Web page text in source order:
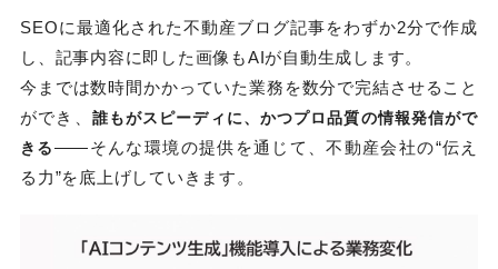
SEOに最適化された不動産ブログ記事をわずか2分で作成
し、記事内容に即した画像もAIが自動生成します。
今までは数時間かかっていた業務を数分で完結させること
ができ、 誰もがスピーディに、かつプロ品質の情報発信がで
きる――そんな環境の提供を通じて、不動産会社の“伝え
る力”を底上げしていきます。